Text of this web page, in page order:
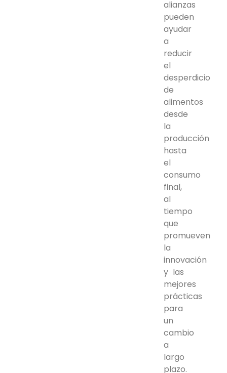
alianzas
pueden
ayudar
a
reducir
el
desperdicio
de
alimentos
desde
la
producción
hasta
el
consumo
final,
al
tiempo
que
promueven
la
innovación
y las
mejores
prácticas
para
un
cambio
a
largo
plazo.